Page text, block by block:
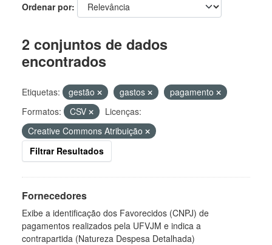
Ordenar por
2 conjuntos de dados
encontrados
Etiquetas: gestão gastos
pagamento
Formatos:
CSV
Licenças:
Creative Commons Atribuição
Filtrar Resultados
Fornecedores
Exibe a identificação dos Favorecidos (CNPJ) de
pagamentos realizados pela UFVJM e indica a
contrapartida (Natureza Despesa Detalhada)